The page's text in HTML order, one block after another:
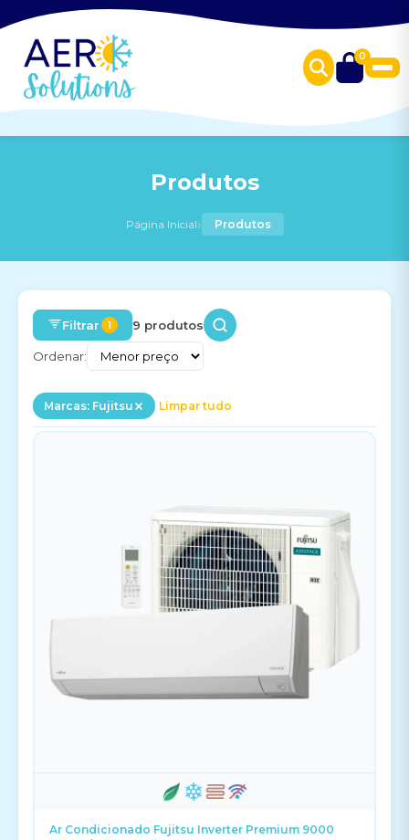
0
Produtos
Página Inicial› Produtos
Filtrar 1 9 produtos
Ordenar:
Marcas: Fujitsu Limpar tudo
Ar Condicionado Fujitsu Inverter Premium 9000